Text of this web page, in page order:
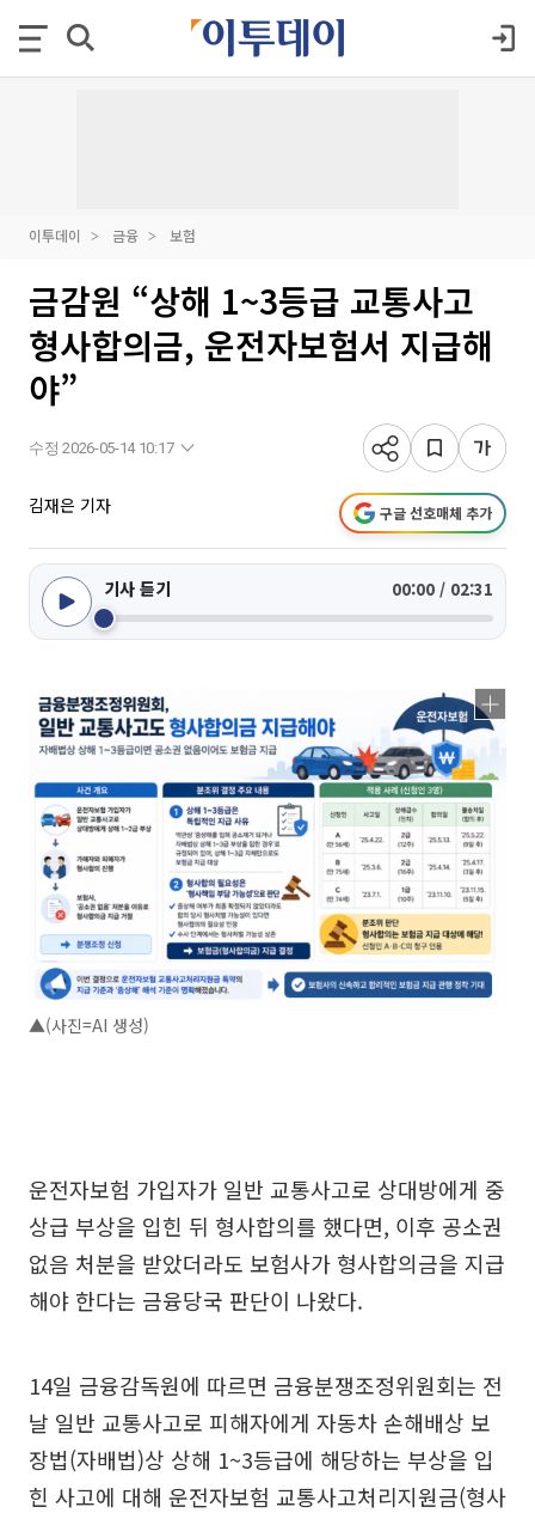
이투데이 금융 보험
금감원 “상해 1~3등급 교통사고
형사합의금, 운전자보험서 지급해
야”
수정 2026-05-14 10:17
김재은 기자 구글 선호매체 추가
기사 듣기 00:00 / 02:31
▲(사진=AI 생성)
운전자보험 가입자가 일반 교통사고로 상대방에게 중
상급 부상을 입힌 뒤 형사합의를 했다면, 이후 공소권
없음 처분을 받았더라도 보험사가 형사합의금을 지급
해야 한다는 금융당국 판단이 나왔다.
14일 금융감독원에 따르면 금융분쟁조정위원회는 전
날 일반 교통사고로 피해자에게 자동차 손해배상 보
장법(자배법)상 상해 1~3등급에 해당하는 부상을 입
힌 사고에 대해 운전자보험 교통사고처리지원금(형사